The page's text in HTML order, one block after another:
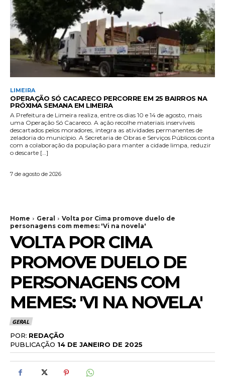
LIMEIRA
OPERAÇÃO SÓ CACARECO PERCORRE EM 25 BAIRROS NA
PRÓXIMA SEMANA EM LIMEIRA
A Prefeitura de Limeira realiza, entre os dias 10 e 14 de agosto, mais
uma Operação Só Cacareco. A ação recolhe materiais inservíveis
descartados pelos moradores, integra as atividades permanentes de
zeladoria do município. A Secretaria de Obras e Serviços Públicos conta
com a colaboração da população para manter a cidade limpa, reduzir
o descarte […]
7 de agosto de 2026